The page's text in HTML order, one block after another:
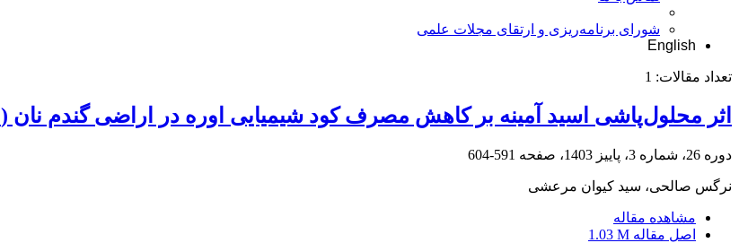
شورای برنامه‌ریزی و ارتقای مجلات علمی
English
تعداد مقالات: 1
اثر محلول‌پاشی اسید آمینه بر کاهش مصرف کود شیمیایی اوره در اراضی گندم نان (Triticum aestivum L.) منطقه ماهشهر
دوره 26، شماره 3، پاییز 1403، صفحه 591-604
نرگس صالحی، سید کیوان مرعشی
مشاهده مقاله
اصل مقاله 1.03 M